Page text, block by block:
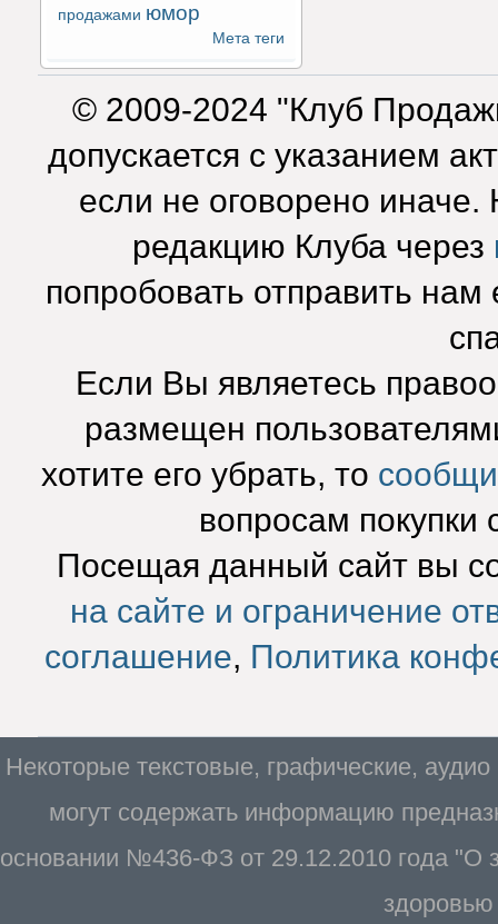
продажами юмор
Мета теги
© 2009-2024 "Клуб
допускается с указанием
если не оговорено
редакцию Клуба через
попробовать отправить нам
Если Вы являетесь
размещен
хотите его убрать, то
вопросам покупки
Посещая данный сайт вы
на сайте и ограничение
соглашение, Политика
Некоторые текстовые, графические,
могут содержать информацию
основании №436-ФЗ от 29.12.2010 года "О